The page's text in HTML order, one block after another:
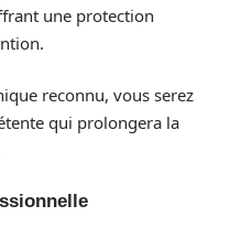
une protection
reconnu, vous serez
qui prolongera la